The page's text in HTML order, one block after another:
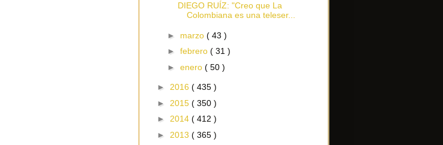
DIEGO RUÍZ: "Creo que La
Colombiana es una teleser...
► marzo ( 43 )
► febrero ( 31 )
► enero ( 50 )
► 2016 ( 435 )
► 2015 ( 350 )
► 2014 ( 412 )
► 2013 ( 365 )